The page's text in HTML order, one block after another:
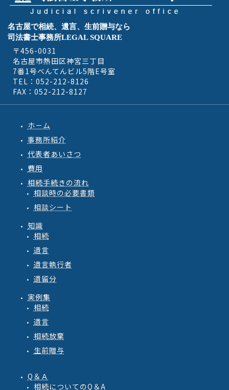
名古屋で相続、遺言、生前贈与なら
司法書士事務所LEGAL SQUARE
〒456-0031
名古屋市熱田区神宮三丁目
7番1号べんてんビル5階E号室
TEL：052-212-8126
FAX：052-212-8127
ホ－ム
事務所紹介
代表者あいさつ
費用
相続手続きの流れ
相談時の必要書類
相談シート
知識
相続
遺言
遺言執行者
遺留分
実例集
相続
遺言
相続放棄
生前贈与
Q＆Ａ
相続についてのQ ＆A